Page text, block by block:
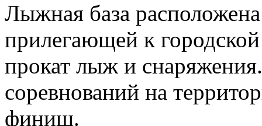
Лыжная база
прилегающей к
прокат лыж и
соревнований на
финиш.